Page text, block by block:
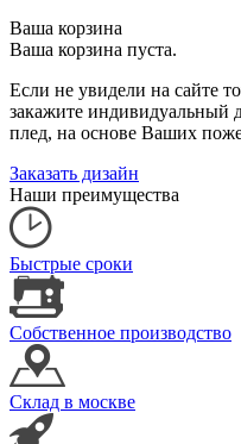
Ваша корзина
Ваша корзина пуста.
Если не увидели на сайте
закажите индивидуальный
плед, на основе Ваших
Заказать дизайн
Наши преимущества
Быстрые сроки
Собственное производство
Склад в москве